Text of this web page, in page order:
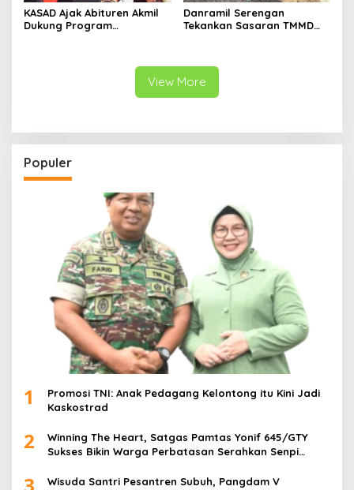
KASAD Ajak Abituren Akmil
Dukung Program
Danramil Serengan
Tekankan Sasaran TMMD
View More
Populer
1
Promosi TNI: Anak Pedagang Kelontong itu Kini Jadi
Kaskostrad
2
Winning The Heart, Satgas Pamtas Yonif 645/GTY
Sukses Bikin Warga Perbatasan Serahkan Senpi
Wisuda Santri Pesantren Subuh, Pangdam V